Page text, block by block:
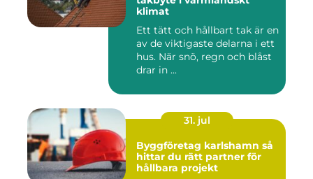
klimat
Ett tätt och hållbart tak är en
av de viktigaste delarna i ett
hus. När snö, regn och blåst
drar in ...
31. jul
Byggföretag karlshamn så
hittar du rätt partner för
hållbara projekt